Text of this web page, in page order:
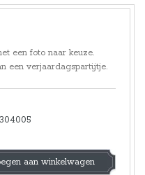
een foto naar keuze.
een verjaardagspartijtje.
304005
aan winkelwagen